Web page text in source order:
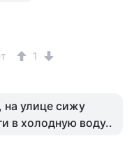
1
на улице сижу
в холодную воду..